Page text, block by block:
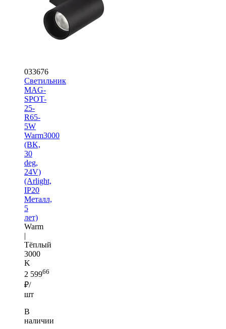
033676
Светильник
MAG-
SPOT-
25-
R65-
5W
Warm3000
(BK,
30
deg,
24V)
(Arlight,
IP20
Металл,
5
лет)
Warm
|
Тёплый
3000
K
2 59966
₽/
шт
В
наличии